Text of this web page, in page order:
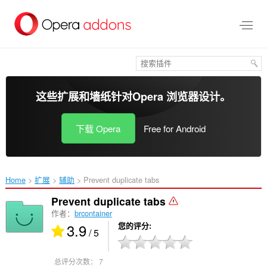
这些扩展和墙纸针对Opera 浏览器设计。
下载 Opera Free for Android
Home 扩展 辅助 Prevent duplicate tabs‎
Prevent duplicate tabs
作者： brcontainer
3.9/ 5 您的评分
总评分次数： 7